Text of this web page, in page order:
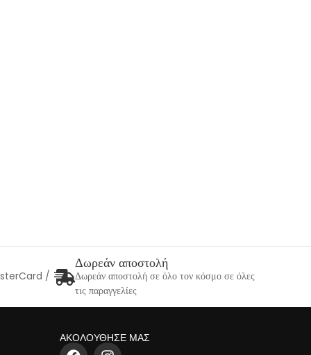
/
Δωρεάν αποστολή
Δωρεάν αποστολή σε όλο τον κόσμο σε όλες
τις παραγγελίες
ΑΚΟΛΟΥΘΗΣΕ ΜΑΣ